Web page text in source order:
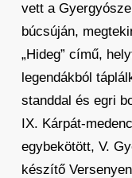
vett a
búcsúján,
„Hideg” című,
legendákból
standdal és egri
IX. Kárpát-
egybekötött, V.
készítő